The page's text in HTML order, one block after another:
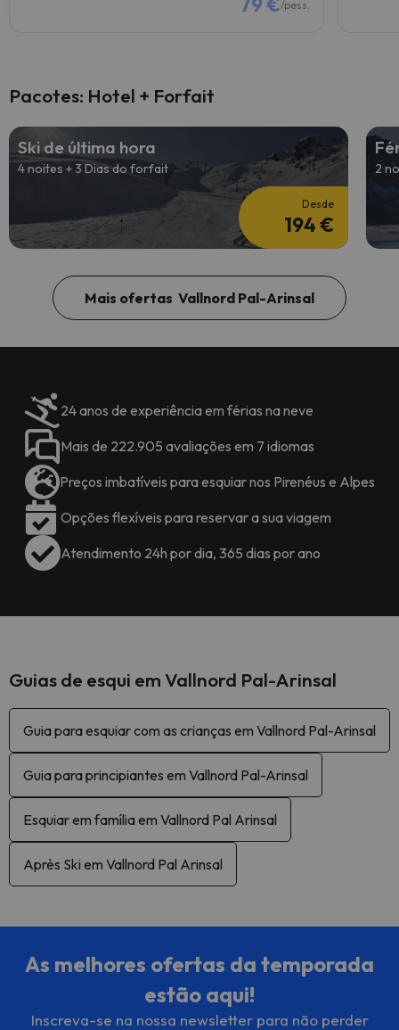
/pess.
Pacotes: Hotel + Forfait
Ski de última hora
4 noites + 3 Dias do forfait
Desde
194 €
2
Mais ofertas Vallnord Pal-Arinsal
24 anos de experiência em férias na neve
Mais de 222.905 avaliações em 7 idiomas
Preços imbatíveis para esquiar nos Pirenéus e Alpes
Opções flexíveis para reservar a sua viagem
Atendimento 24h por dia, 365 dias por ano
Guias de esqui em Vallnord Pal-Arinsal
Guia para esquiar com as crianças em Vallnord Pal-Arinsal
Guia para principiantes em Vallnord Pal-Arinsal
Esquiar em família em Vallnord Pal Arinsal
Après Ski em Vallnord Pal Arinsal
As melhores ofertas da temporada
estão aqui!
Inscreva-se na nossa newsletter para não perder